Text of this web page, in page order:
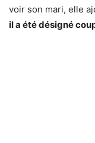
voir son mari, elle
il a été désigné